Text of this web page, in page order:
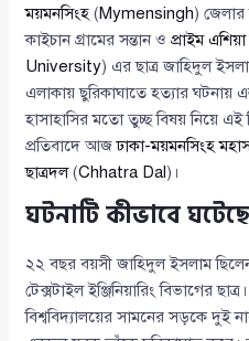
ময়মনসিংহ (Mymensingh) জেলার
কাইচান গ্রামের সন্তান ওপ্রাইম এশিয়া
University) এর ছাত্র জাহিদুল
এলাকায় ছুরিকাঘাতে হত্যার ঘটনায়
হাসাহাসির মতো তুচ্ছ বিষয় নিয়ে এই
প্রতিবাদে আজঢাকা-ময়মনসিংহ
ছাত্রদল(Chhatra Dal)।
ঘটনাটি কীভাবে
২২ বছর বয়সী জাহিদুল ইসলাম ছিলেন
টেক্সটাইল ইঞ্জিনিয়ারিং বিভাগের
বিশ্ববিদ্যালয়ের সামনের সড়কে দুই